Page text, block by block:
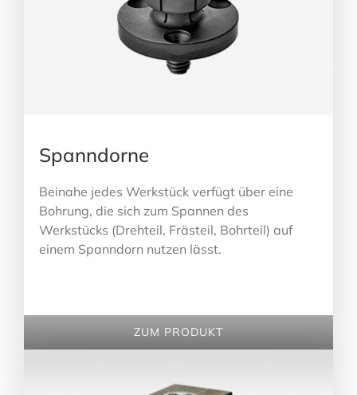
Spanndorne
Beinahe jedes Werkstück verfügt über eine
Bohrung, die sich zum Spannen des
Werkstücks (Drehteil, Frästeil, Bohrteil) auf
einem Spanndorn nutzen lässt.
ZUM PRODUKT